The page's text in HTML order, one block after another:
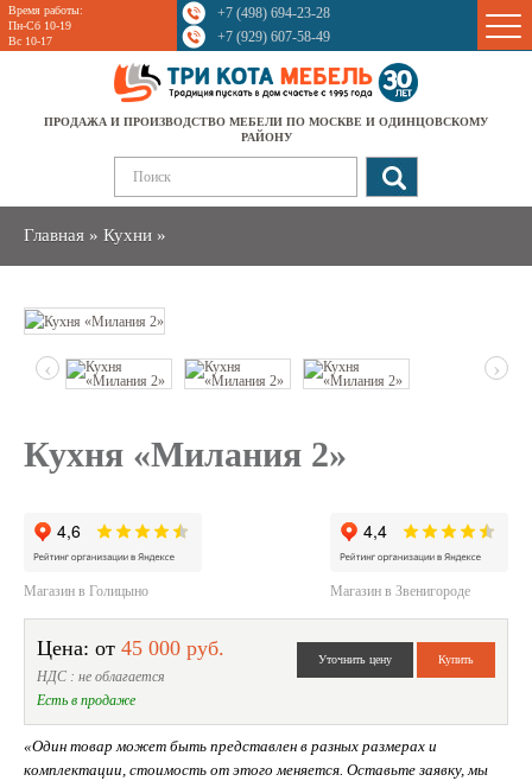
Время работы:
Пн-Сб 10-19
Вс 10-17
+7 (498) 694-23-28
+7 (929) 607-58-49
ПРОДАЖА И ПРОИЗВОДСТВО МЕБЕЛИ ПО МОСКВЕ И ОДИНЦОВСКОМУ
РАЙОНУ
Главная » Кухни »
Sale
‹ ›
Кухня «Милания 2»
Магазин в Голицыно Магазин в Звенигороде
Цена: от 45 000 руб.
НДС : не облагается
Есть в продаже
«Один товар может быть представлен в разных размерах и
комплектации, стоимость от этого меняется. Оставьте заявку, мы